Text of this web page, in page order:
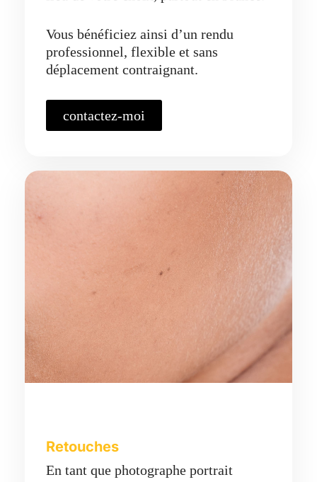
Vous bénéficiez ainsi d’un rendu
professionnel, flexible et sans
déplacement contraignant.
contactez-moi
Retouches
En tant que photographe portrait